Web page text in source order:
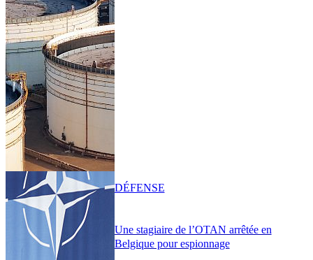
Une stagiaire de l’OTAN arrêtée en
Belgique pour espionnage
DÉFENSE